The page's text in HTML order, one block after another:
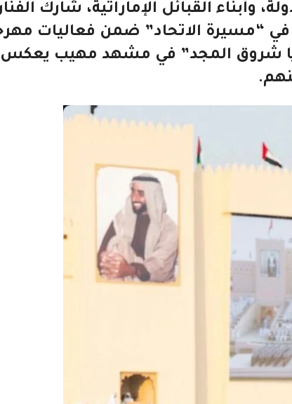
القبائل الإماراتية، شارك
“مسيرة الاتحاد” ضمن فعاليات
الوطني “يا شروق المجد” في مشهد مهيب